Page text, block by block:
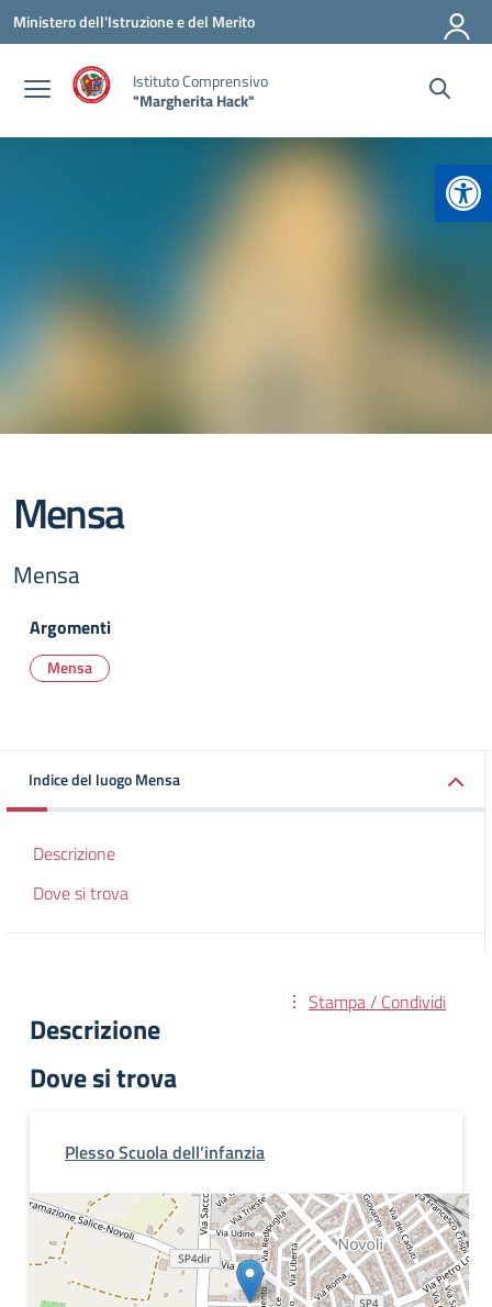
Vai ai contenuti
Vai al menu di navigazione
Vai al footer
Ministero dell'Istruzione e del Merito
Istituto Comprensivo
"Margherita Hack"
Mensa
Mensa
Argomenti
Mensa
Indice del luogo Mensa
Descrizione
Dove si trova
Stampa / Condividi
Descrizione
Dove si trova
Plesso Scuola dell’infanzia